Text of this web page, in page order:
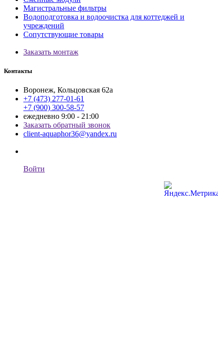
Магистральные фильтры
Водоподготовка и водоочистка для коттеджей и
учреждений
Сопутствующие товары
Заказать монтаж
Контакты
Воронеж, Кольцовская 62а
+7 (473) 277-01-61
+7 (900) 300-58-57
ежедневно 9:00 - 21:00
Заказать обратный звонок
client-aquaphor36@yandex.ru
Войти